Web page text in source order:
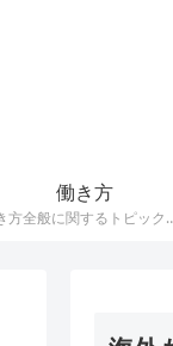
働き方
働き方全般